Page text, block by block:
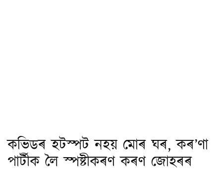
কভিডৰ হটস্পট নহয় মোৰ ঘৰ, কৰ’ণা
পাৰ্টীক লৈ স্পষ্টীকৰণ কৰণ জোহৰৰ